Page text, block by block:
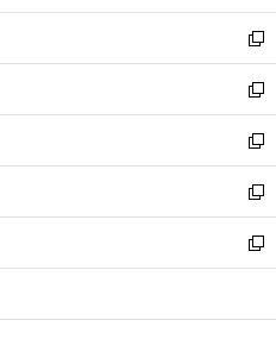
開
く
ウ
で
開
く
ン
ド
ウ
で
開
く
ウ
ィ
ン
ド
ウ
で
開
く
新
し
い
ウ
ィ
ン
ド
ウ
で
開
新
し
い
ウ
ィ
ン
ド
ウ
開
新
し
い
ウ
ィ
ン
ウ
新
し
い
ウ
ン
新
し
ウ